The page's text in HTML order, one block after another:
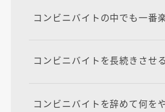
コンビニバイトの中でも一番
コンビニバイトを長続きさせ
コンビニバイトを辞めて何を